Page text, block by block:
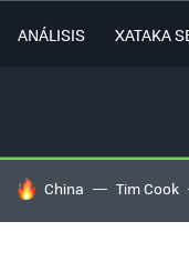
ANÁLISIS XATAKA
HOY SE HABLA DE
China Tim Cook